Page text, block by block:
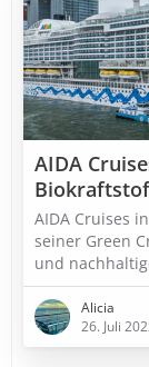
AIDA
AIDA Cruises
seiner Green
und
Alicia
26. Juli